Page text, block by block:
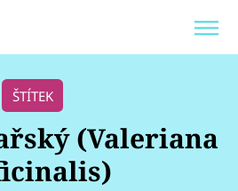
POKOJOVÉ KVĚTINY
ZAHRADA
ŠTÍTEK
(Valeriana